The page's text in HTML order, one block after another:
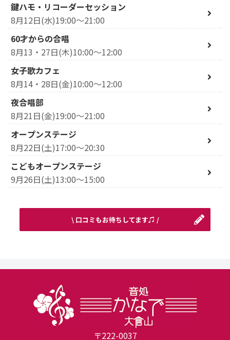
鍵ハモ・リコーダーセッション
8月12日(水)19:00～21:00
60才からの合唱
8月13・27日(木)10:00～12:00
女子歌カフェ
8月14・28日(金)10:00～12:00
夜合唱部
8月21日(金)19:00～21:00
オープンステージ
8月22日(土)17:00～20:30
こどもオープンステージ
9月26日(土)13:00～15:00
\ 口コミもお待ちしてます♫ /
〒222-0037